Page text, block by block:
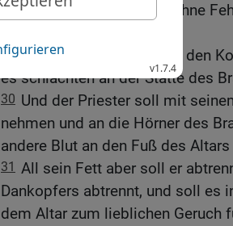
Opfer eine Ziege bringen ohne
29 und soll seine Hand auf den
es schlachten an der Stätte des
30 Und der Priester soll mit
nehmen und an die Hörner des
andere Blut an den Fuß des
31 All sein Fett aber soll er
Dankopfers abtrennt, und soll es
dem Altar zum lieblichen Geruch